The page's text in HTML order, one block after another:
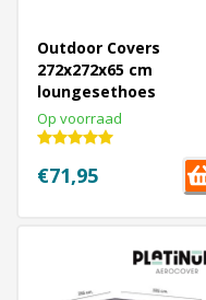
Outdoor Covers
272x272x65 cm
loungesethoes
platformL-vormige
Op voorraad
€71,95